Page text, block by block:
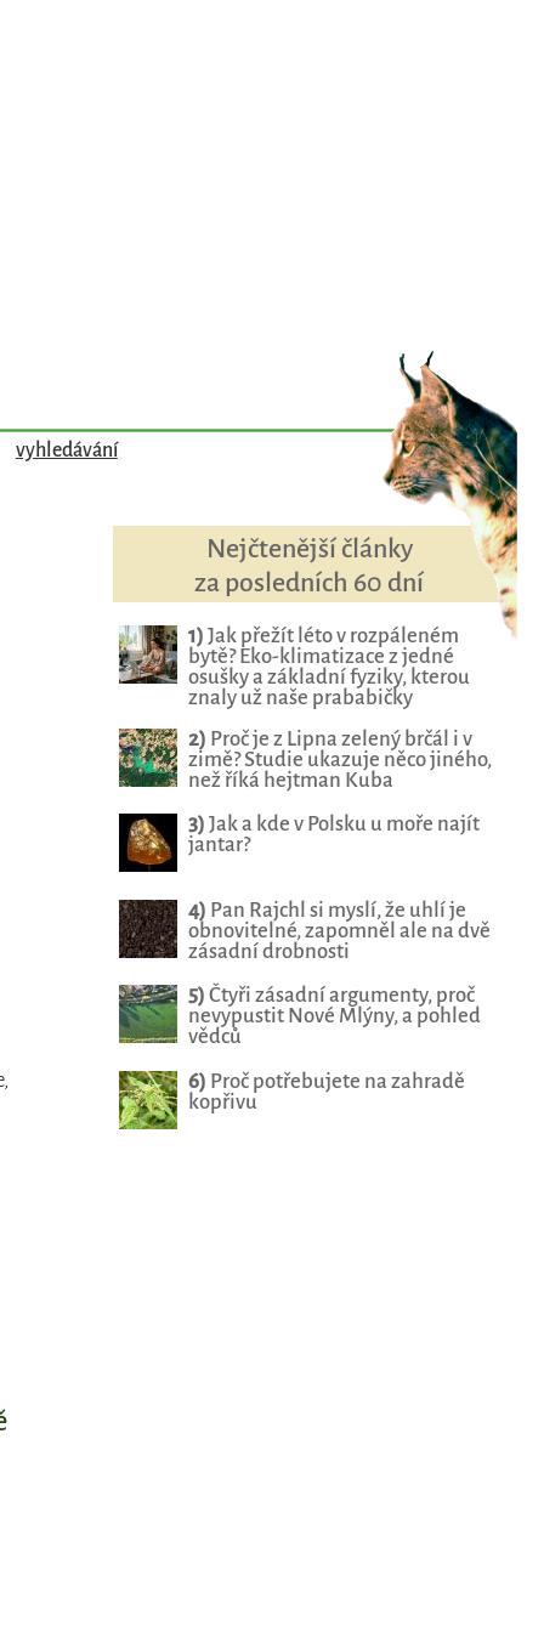
vyhledávání
Nejčtenější články
za posledních 60 dní
1) Jak přežít léto v rozpáleném
bytě? Eko-klimatizace z jedné
osušky a základní fyziky, kterou
znaly už naše prababičky
2) Proč je z Lipna zelený brčál i v
zimě? Studie ukazuje něco jiného,
než říká hejtman Kuba
3) Jak a kde v Polsku u moře najít
jantar?
4) Pan Rajchl si myslí, že uhlí je
obnovitelné, zapomněl ale na dvě
zásadní drobnosti
5) Čtyři zásadní argumenty, proč
nevypustit Nové Mlýny, a pohled
vědců
6) Proč potřebujete na zahradě
kopřivu